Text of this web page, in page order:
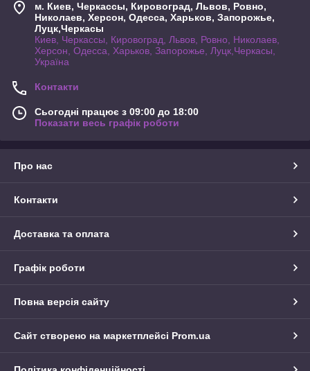
м. Киев, Черкассы, Кировоград, Львов, Ровно,
Николаев, Херсон, Одесса, Харьков, Запорожье,
Луцк,Черкасы
Киев, Черкассы, Кировоград, Львов, Ровно, Николаев,
Херсон, Одесса, Харьков, Запорожье, Луцк,Черкасы,
Україна
Контакти
Сьогодні працює з 09:00 до 18:00
Показати весь графік роботи
Про нас
Контакти
Доставка та оплата
Графік роботи
Повна версія сайту
Сайт створено на маркетплейсі Prom.ua